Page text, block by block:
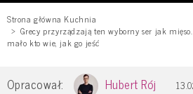
Strona główna Kuchnia
Grecy przyrządzają ten wyborny ser jak
mało kto wie, jak go jeść
Opracował: Hubert Rój